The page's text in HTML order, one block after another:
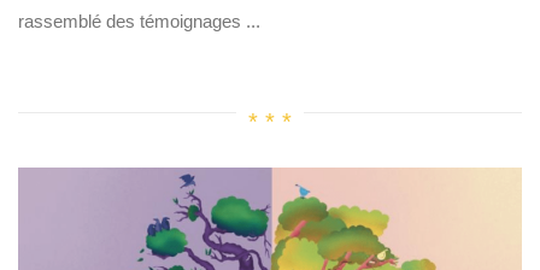
rassemblé des témoignages ...